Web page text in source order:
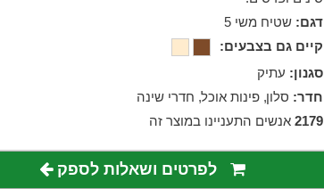
דגם: שטיח משי 5
קיים גם בצבעים:
סגנון: עתיק
חדר: סלון
, פינות אוכל
, חדרי שינה
2179 אנשים התעניינו במוצר זה
לפרטים ושאלות לספק